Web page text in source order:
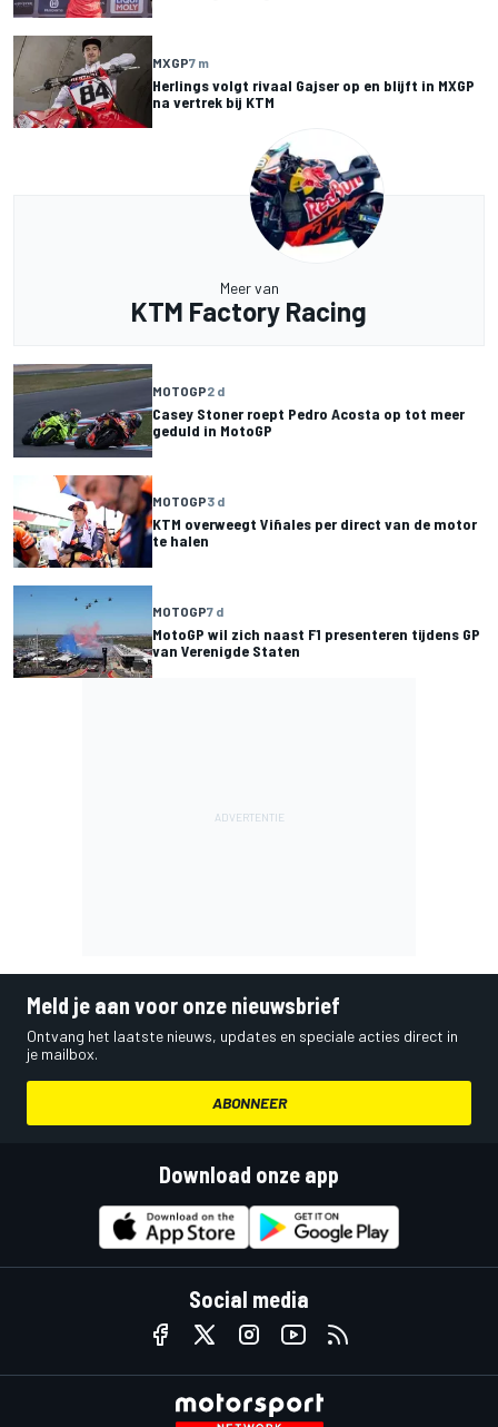
MXGP7 m
Herlings volgt rivaal Gajser op en blijft in MXGP
na vertrek bij KTM
Meer van
KTM Factory Racing
MOTOGP2 d
Casey Stoner roept Pedro Acosta op tot meer
geduld in MotoGP
MOTOGP3 d
KTM overweegt Viñales per direct van de motor
te halen
MOTOGP7 d
MotoGP wil zich naast F1 presenteren tijdens GP
van Verenigde Staten
Meld je aan voor onze nieuwsbrief
Ontvang het laatste nieuws, updates en speciale acties direct in
je mailbox.
ABONNEER
Download onze app
Social media